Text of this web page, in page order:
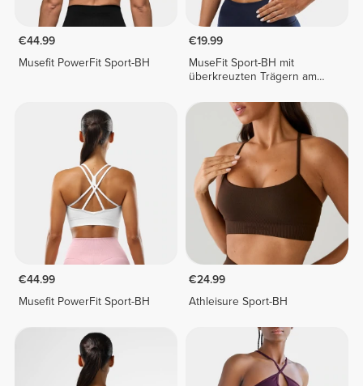
€44.99
Musefit PowerFit Sport-BH
€19.99
MuseFit Sport-BH mit
überkreuzten Trägern am
€44.99
Musefit PowerFit Sport-BH
€24.99
Athleisure Sport-BH